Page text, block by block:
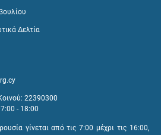
Δελτία
22390300
- 18:00
γίνεται από τις 7:00 μέχρι τις 16:00,